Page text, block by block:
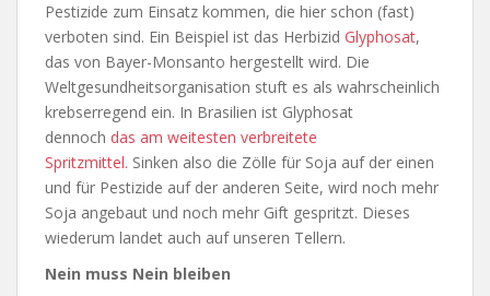
Pestizide zum Einsatz kommen, die hier schon (fast)
verboten sind. Ein Beispiel ist das Herbizid Glyphosat,
das von Bayer-Monsanto hergestellt wird. Die
Weltgesundheitsorganisation stuft es als wahrscheinlich
krebserregend ein. In Brasilien ist Glyphosat
dennoch das am weitesten verbreitete
Spritzmittel. Sinken also die Zölle für Soja auf der einen
und für Pestizide auf der anderen Seite, wird noch mehr
Soja angebaut und noch mehr Gift gespritzt. Dieses
wiederum landet auch auf unseren Tellern.
Nein muss Nein bleiben